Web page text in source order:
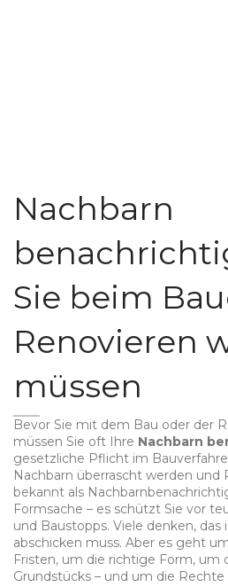
Nachbarn
Sie beim
Renovieren
müssen
Bevor Sie mit dem Bau oder der
müssen Sie oft Ihre Nachbarn
gesetzliche Pflicht im
Nachbarn überrascht werden und
bekannt als
Formsache – es schützt Sie vor
und Baustopps. Viele denken, das
abschicken muss. Aber es geht
Fristen, um die richtige Form, um
Grundstücks – und um die Rechte